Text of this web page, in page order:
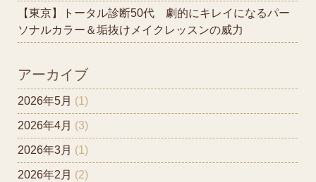
【東京】トータル診断50代 劇的にキレイになるパー
ソナルカラー＆垢抜けメイクレッスンの威力
アーカイブ
2026年5月 (1)
2026年4月 (3)
2026年3月 (1)
2026年2月 (2)